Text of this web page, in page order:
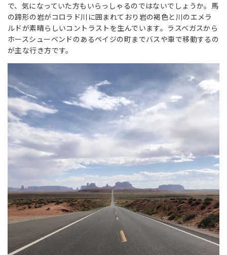
で、気になっていた方もいらっしゃるのではないでしょうか。馬
の蹄形の岩がコロラド川に囲まれており岩の褐色と川のエメラ
ルドが素晴らしいコントラストを生んでいます。ラスベガスから
ホースシューベンドのあるペイジの町までバスや車で移動するの
が主な行き方です。